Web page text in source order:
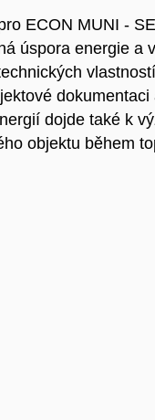
ECON MUNI -
úspora energie a
dokumentaci
dojde také k
objektu během